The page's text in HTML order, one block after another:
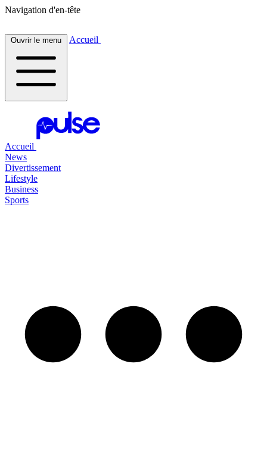
Navigation d'en-tête
Ouvrir le menu Accueil
Accueil
News
Divertissement
Lifestyle
Business
Sports